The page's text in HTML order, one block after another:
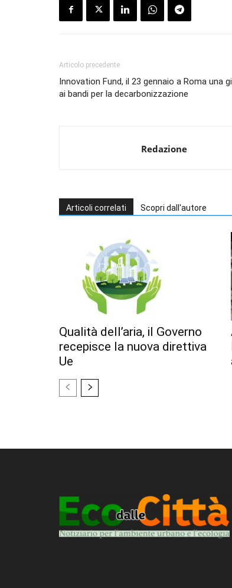
Articolo precedente
Innovation Fund, il 23 gennaio a Roma una
ai bandi per la decarbonizzazione
Redazione
Articoli correlati Scopri dall'autore
Qualità dell’aria, il Governo
recepisce la nuova direttiva
Ue